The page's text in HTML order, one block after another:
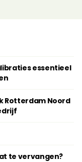
essentieel
Rotterdam Noord
te vervangen?